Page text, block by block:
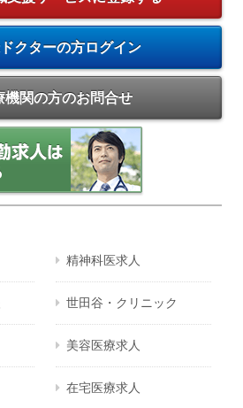
クターの方ログイン
機関の方のお問合せ
精神科医求人
世田谷・クリニック
美容医療求人
在宅医療求人